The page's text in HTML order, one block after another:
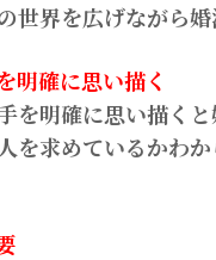
世界を広げながら婚
明確に思い描く
を明確に思い描くと
を求めているかわ